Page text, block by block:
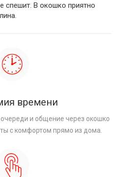
спешит. В окошко приятно
времени
и общение через окошко
с комфортом прямо из дома.